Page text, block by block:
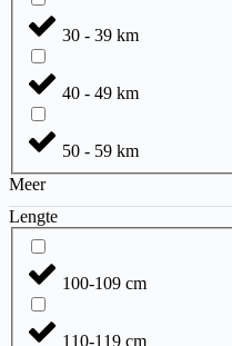
30 - 39 km
40 - 49 km
50 - 59 km
Meer
Lengte
100-109 cm
110-119 cm